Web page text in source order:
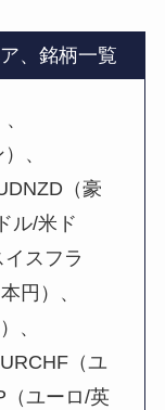
、銘柄一覧
、
（豪
ル/米ド
スフラ
円）、
、
（ユ
（ユーロ/英